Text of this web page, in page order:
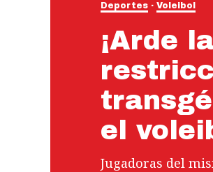
Deportes Voleibol
¡Arde
el
Jugadoras del